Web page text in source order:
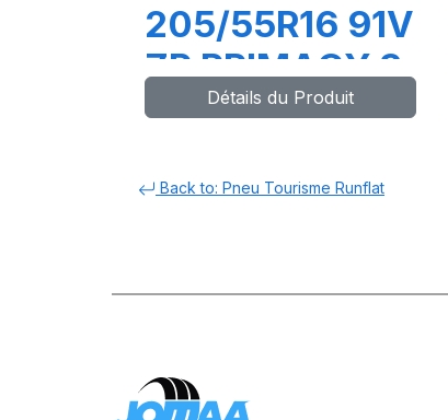
205/55R16 91V
ZP PRIMACY 3
Détails du Produit
Back to: Pneu Tourisme Runflat